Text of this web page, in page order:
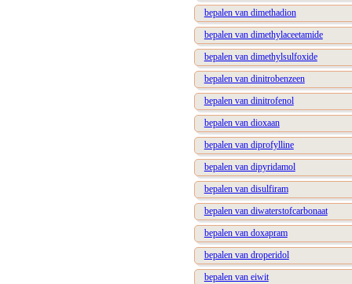
bepalen van dimethadion
bepalen van dimethylaceetamide
bepalen van dimethylsulfoxide
bepalen van dinitrobenzeen
bepalen van dinitrofenol
bepalen van dioxaan
bepalen van diprofylline
bepalen van dipyridamol
bepalen van disulfiram
bepalen van diwaterstofcarbonaat
bepalen van doxapram
bepalen van droperidol
bepalen van eiwit